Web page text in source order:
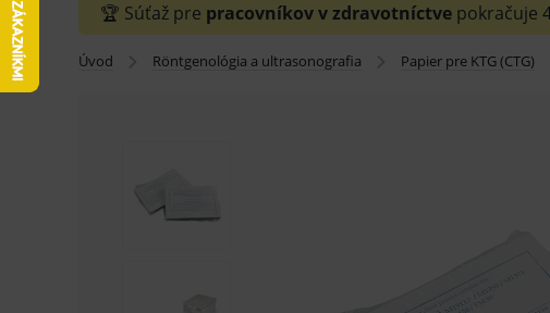
🏆 Súťaž pre pracovníkov v zdravotníctve pokračuje
Úvod Röntgenológia a ultrasonografia Papier pre KTG (CTG)